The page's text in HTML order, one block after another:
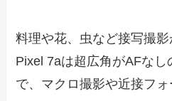
料理や花、虫など接写撮影
Pixel 7aは超広角がAFなし
で、マクロ撮影や近接フォ